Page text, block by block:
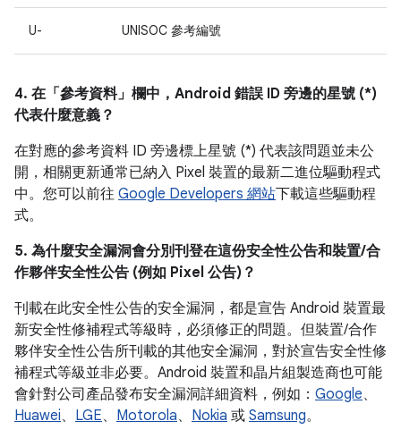
U- UNISOC 參考編號
4. 在「參考資料」 欄中，Android 錯誤 ID 旁邊的星號 (*)
代表什麼意義？
在對應的參考資料 ID 旁邊標上星號 (*) 代表該問題並未公
開，相關更新通常已納入 Pixel 裝置的最新二進位驅動程式
中。您可以前往 Google Developers 網站下載這些驅動程
式。
5. 為什麼安全漏洞會分別刊登在這份安全性公告和裝置/合
作夥伴安全性公告 (例如 Pixel 公告)？
刊載在此安全性公告的安全漏洞，都是宣告 Android 裝置最
新安全性修補程式等級時，必須修正的問題。但裝置/合作
夥伴安全性公告所刊載的其他安全漏洞，對於宣告安全性修
補程式等級並非必要。Android 裝置和晶片組製造商也可能
會針對公司產品發布安全漏洞詳細資料，例如： Google、
Huawei、 LGE、 Motorola、 Nokia 或 Samsung。